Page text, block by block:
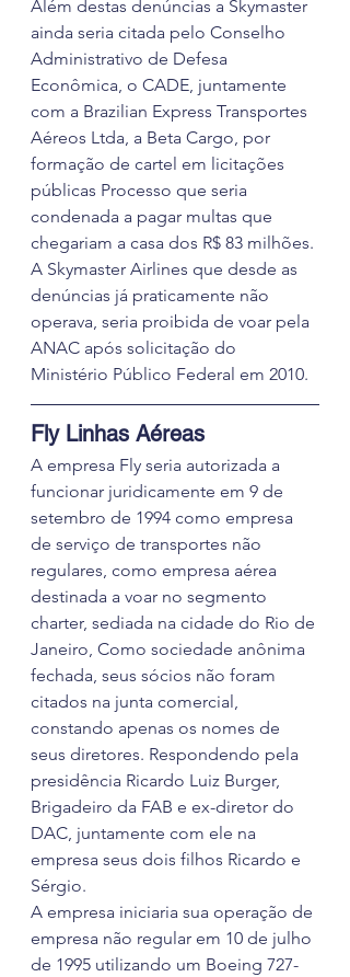
Além destas denúncias a Skymaster
ainda seria citada pelo Conselho
Administrativo de Defesa
Econômica, o CADE, juntamente
com a Brazilian Express Transportes
Aéreos Ltda, a Beta Cargo, por
formação de cartel em licitações
públicas Processo que seria
condenada a pagar multas que
chegariam a casa dos R$ 83 milhões.
A Skymaster Airlines que desde as
denúncias já praticamente não
operava, seria proibida de voar pela
ANAC após solicitação do
Ministério Público Federal em 2010.
Fly Linhas Aéreas
A empresa Fly seria autorizada a
funcionar juridicamente em 9 de
setembro de 1994 como empresa
de serviço de transportes não
regulares, como empresa aérea
destinada a voar no segmento
charter, sediada na cidade do Rio de
Janeiro, Como sociedade anônima
fechada, seus sócios não foram
citados na junta comercial,
constando apenas os nomes de
seus diretores. Respondendo pela
presidência Ricardo Luiz Burger,
Brigadeiro da FAB e ex-diretor do
DAC, juntamente com ele na
empresa seus dois filhos Ricardo e
Sérgio.
A empresa iniciaria sua operação de
empresa não regular em 10 de julho
de 1995 utilizando um Boeing 727-